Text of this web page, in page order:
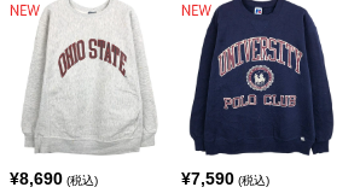
¥8,690(税込) ¥7,590 (税込)